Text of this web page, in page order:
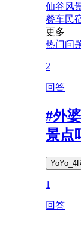
仙谷风
餐车民
更多
热门问
2
回答
#外
景点
1
回答